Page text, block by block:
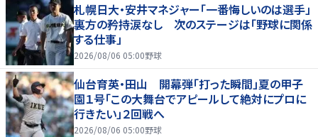
札幌日大・安井マネジャー「一番悔しいのは選手」
裏方の矜持涙なし 次のステージは「野球に関係
する仕事」
2026/08/06 05:00野球
仙台育英・田山 開幕弾「打った瞬間」夏の甲子
園１号「この大舞台でアピールして絶対にプロに
行きたい」２回戦へ
2026/08/06 05:00野球